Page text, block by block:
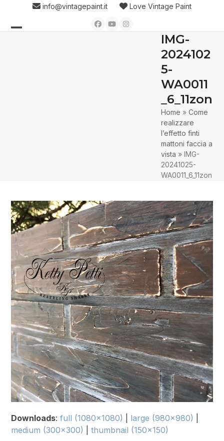
content
info@vintagepaint.it Love Vintage Paint
Facebook
YouTubeInstagram
IMG-
2024102
5-
WA0011
_6_11zon
Home »Come
realizzare
l’effetto finti
mattoni faccia a
vista »IMG-
20241025-
WA0011_6_11zon
Downloads:full (1080x1080) large (980x980)
medium (300x300)
|thumbnail (150x150)